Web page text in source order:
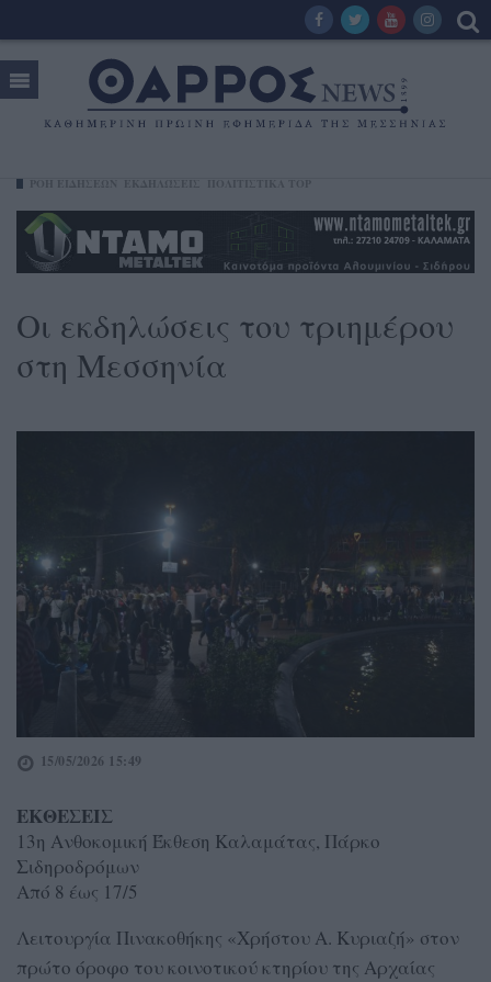
Οι εκδηλώσεις του τριημέρου
στη Μεσσηνία
15/05/2026 15:49
ΕΚΘΕΣΕΙΣ
13η Ανθοκομική Έκθεση Καλαμάτας, Πάρκο
Σιδηροδρόμων
Από 8 έως 17/5
Λειτουργία Πινακοθήκης «Χρήστου Α. Κυριαζή» στον
πρώτο όροφο του κοινοτικού κτηρίου της Αρχαίας